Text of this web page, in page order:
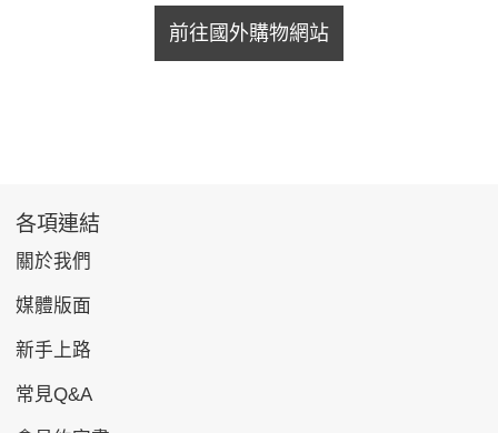
前往國外購物網站
各項連結
關於我們
媒體版面
新手上路
常見Q&A